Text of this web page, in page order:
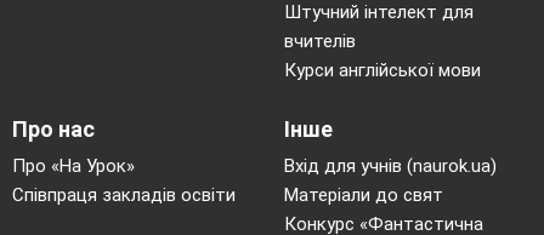
- середні ( 15 – 120 кВт );
- великі ( понад 120 кВт).
- фреонові;
- повітряні;
Штучний інтелект для
вчителів
Курси англійської мови
Про нас
Про «На Урок»
Співпраця закладів освіти
Інше
Вхід для учнів (naurok.ua)
Матеріали до свят
Конкурс «Фантастична